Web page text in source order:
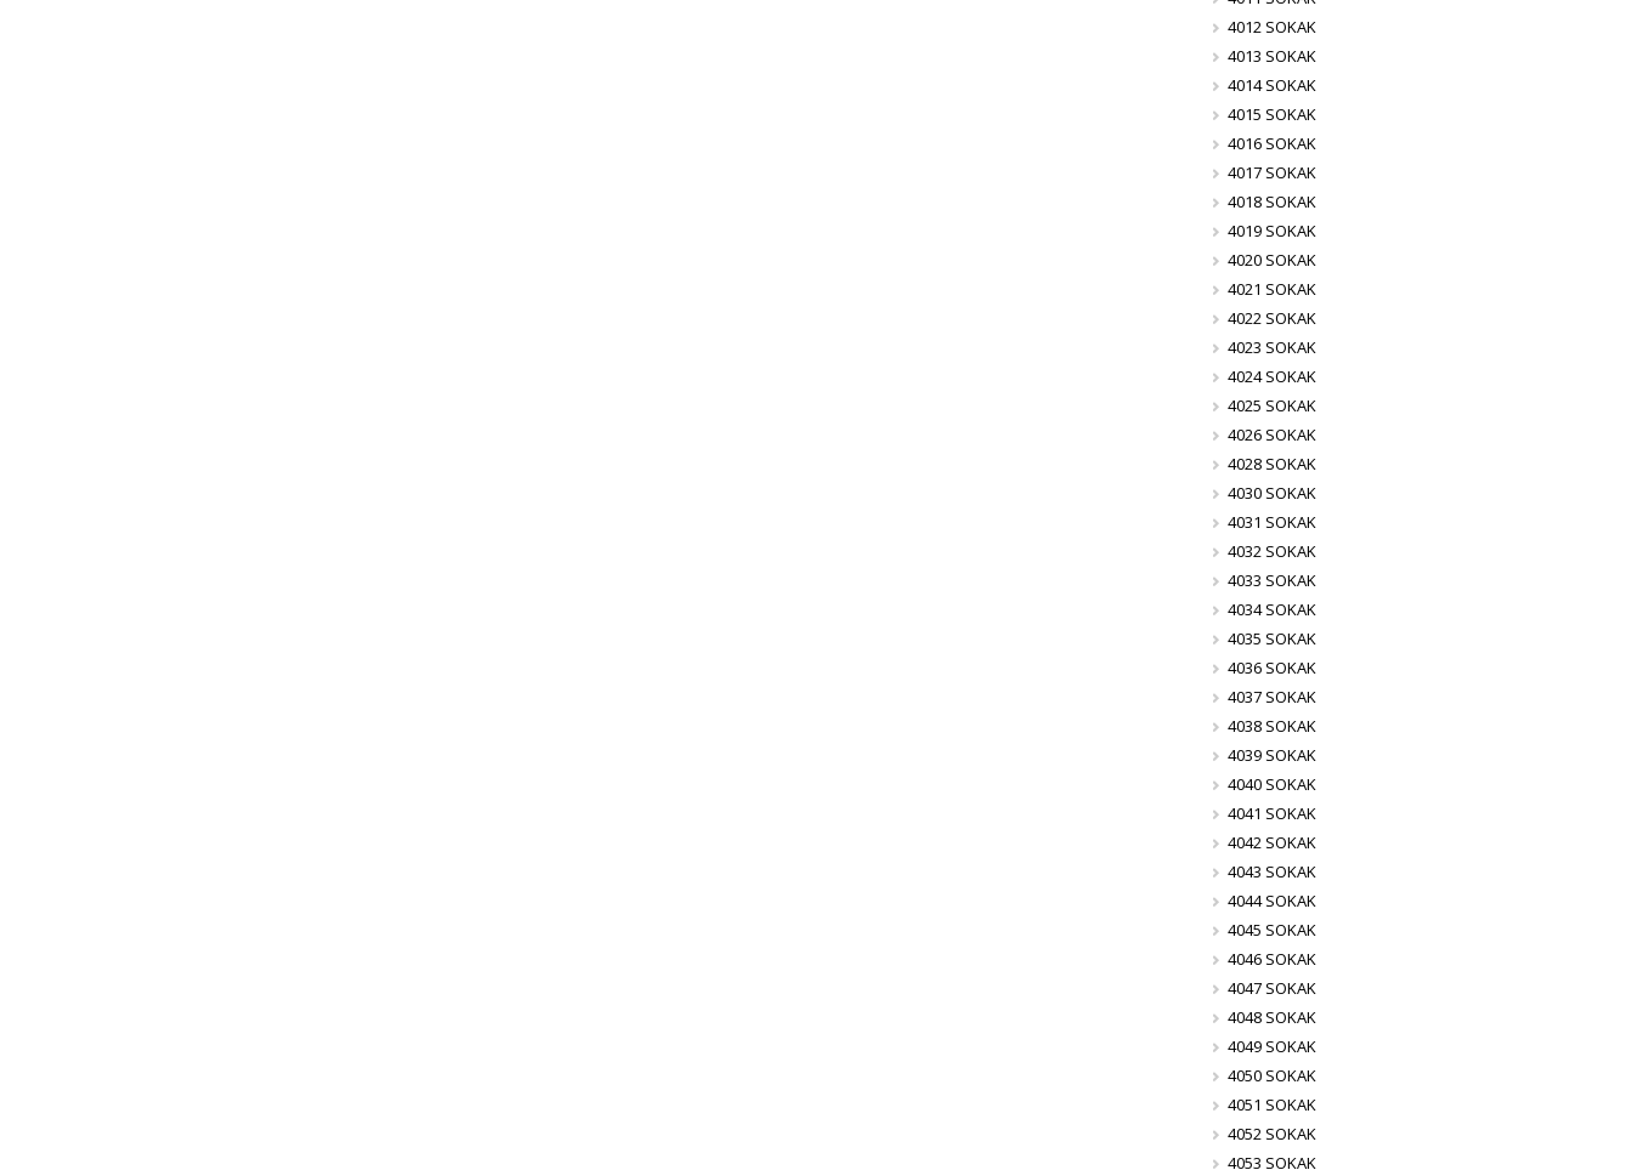
4012 SOKAK
4013 SOKAK
4014 SOKAK
4015 SOKAK
4016 SOKAK
4017 SOKAK
4018 SOKAK
4019 SOKAK
4020 SOKAK
4021 SOKAK
4022 SOKAK
4023 SOKAK
4024 SOKAK
4025 SOKAK
4026 SOKAK
4028 SOKAK
4030 SOKAK
4031 SOKAK
4032 SOKAK
4033 SOKAK
4034 SOKAK
4035 SOKAK
4036 SOKAK
4037 SOKAK
4038 SOKAK
4039 SOKAK
4040 SOKAK
4041 SOKAK
4042 SOKAK
4043 SOKAK
4044 SOKAK
4045 SOKAK
4046 SOKAK
4047 SOKAK
4048 SOKAK
4049 SOKAK
4050 SOKAK
4051 SOKAK
4052 SOKAK
4053 SOKAK